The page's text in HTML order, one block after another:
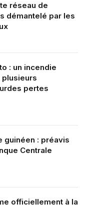
réseau de
démantelé par les
: un incendie
plusieurs
pertes
guinéen : préavis
Centrale
officiellement à la